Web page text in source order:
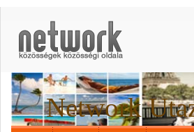
Network